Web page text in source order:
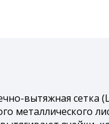
вытяжная сетка
металлического